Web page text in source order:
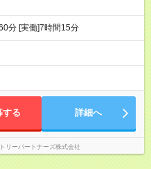
分 [実働]7時間15分
する 詳細へ
リーパートナーズ株式会社